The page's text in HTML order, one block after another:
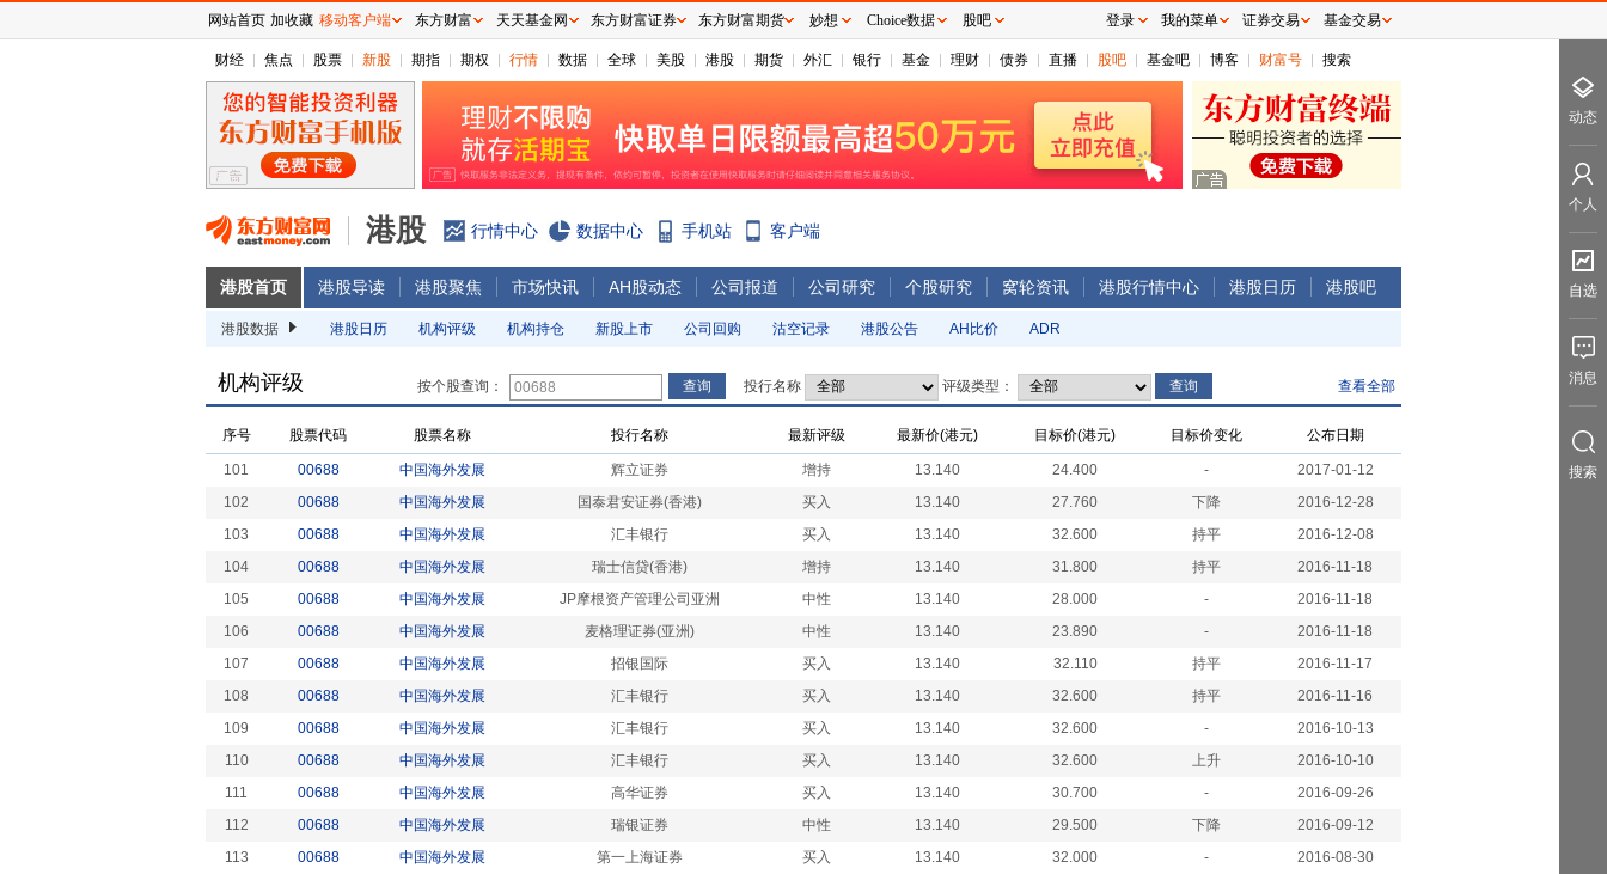
财经 焦点 股票 新股 期指 期权 行情 数据 全球 美股 港股 期货 外汇 银行 基金 理财 债券 直播 股吧 基金吧 博客 财富号 搜索
港股 行情中心 数据中心 手机站 客户端
港股首页 港股导读 港股聚焦 市场快讯 AH股动态 公司报道 公司研究 个股研究 窝轮资讯 港股行情中心 港股日历 港股吧
港股数据 港股日历 机构评级 机构持仓 新股上市 公司回购 沽空记录 港股公告 AH比价 ADR
机构评级 按个股查询： 投行名称 评级类型： 查看全部
序号 股票代码 股票名称 投行名称 最新评级 最新价(港元) 目标价(港元) 目标价变化 公布日期
101 00688 中国海外发展 辉立证券 增持 13.140 24.400 -
2017-01-12
102
00688 中国海外发展 国泰君安证券(香港) 买入 13.140 27.760 下降
2016-12-28
103
00688 中国海外发展 汇丰银行 买入 13.140 32.600 持平
2016-12-08
104
00688 中国海外发展 瑞士信贷(香港) 增持 13.140 31.800 持平
2016-11-18
105
00688 中国海外发展 JP摩根资产管理公司亚洲 中性 13.140 28.000 -
2016-11-18
106
00688 中国海外发展 麦格理证券(亚洲) 中性 13.140 23.890 -
2016-11-18
107
00688 中国海外发展 招银国际 买入 13.140 32.110 持平
2016-11-17
108
00688 中国海外发展 汇丰银行 买入 13.140 32.600 持平
2016-11-16
109
00688 中国海外发展 汇丰银行 买入 13.140 32.600 -
2016-10-13
110
00688 中国海外发展 汇丰银行 买入 13.140 32.600 上升
2016-10-10
111
00688 中国海外发展 高华证券 买入 13.140 30.700 -
2016-09-26
112
00688 中国海外发展 瑞银证券 中性 13.140 29.500 下降
2016-09-12
113
00688 中国海外发展 第一上海证券 买入 13.140 32.000 -
2016-08-30
网站首页 加收藏 移动客户端 东方财富 天天基金网 东方财富证券 东方财富期货 妙想 Choice数据 股吧 登录 我的菜单 证券交易 基金交易
动态
个人
自选
消息
搜索